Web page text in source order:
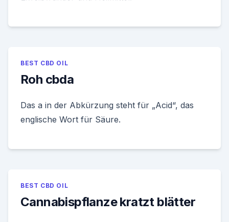
BEST CBD OIL
Roh cbda
Das a in der Abkürzung steht für „Acid“, das
englische Wort für Säure.
BEST CBD OIL
Cannabispflanze kratzt blätter